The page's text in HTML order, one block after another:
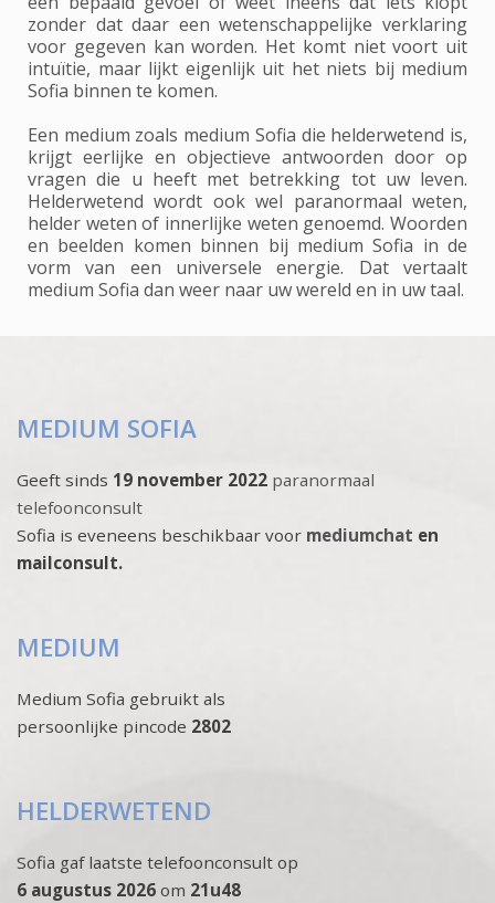
zonder dat daar een wetenschappelijke verklaring
voor gegeven kan worden. Het komt niet voort uit
intuïtie, maar lijkt eigenlijk uit het niets bij medium
Sofia binnen te komen.
Een medium zoals medium Sofia die helderwetend is,
krijgt eerlijke en objectieve antwoorden door op
vragen die u heeft met betrekking tot uw leven.
Helderwetend wordt ook wel paranormaal weten,
helder weten of innerlijke weten genoemd. Woorden
en beelden komen binnen bij medium Sofia in de
vorm van een universele energie. Dat vertaalt
medium Sofia dan weer naar uw wereld en in uw taal.
MEDIUM SOFIA
Geeft sinds 19 november 2022 paranormaal
telefoonconsult
Sofia is eveneens beschikbaar voor mediumchat en
mailconsult.
MEDIUM
Medium Sofia gebruikt als
persoonlijke pincode 2802
HELDERWETEND
Sofia gaf laatste telefoonconsult op
6 augustus 2026 om 21u48